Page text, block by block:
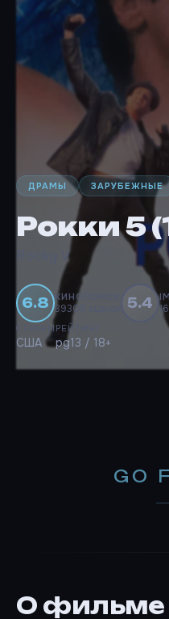
ДРАМЫ ЗАРУБЕЖНЫЕ
Рокки 5
Rocky V
6.8 КИНОПОИСК
39305 оценок 5.4
СТРАНЫ
США
РЕЙТИНГ
pg13 / 18+
GO
О фильме